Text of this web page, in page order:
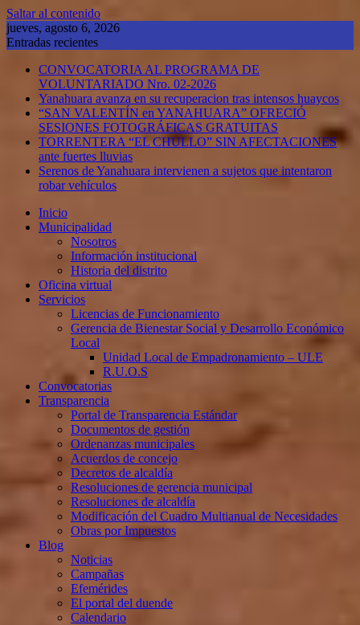
Saltar al contenido
jueves, agosto 6, 2026
Entradas recientes
CONVOCATORIA AL PROGRAMA DE
VOLUNTARIADO Nro. 02-2026
Yanahuara avanza en su recuperacion tras intensos huaycos
“SAN VALENTÍN en YANAHUARA” OFRECIÓ
SESIONES FOTOGRÁFICAS GRATUITAS
TORRENTERA “EL CHULLO” SIN AFECTACIONES
ante fuertes lluvias
Serenos de Yanahuara intervienen a sujetos que intentaron
robar vehículos
Inicio
Municipalidad
Nosotros
Información institucional
Historia del distrito
Oficina virtual
Servicios
Licencias de Funcionamiento
Gerencia de Bienestar Social y Desarrollo Económico
Local
Unidad Local de Empadronamiento – ULE
R.U.O.S
Convocatorias
Transparencia
Portal de Transparencia Estándar
Documentos de gestión
Ordenanzas municipales
Acuerdos de concejo
Decretos de alcaldía
Resoluciones de gerencia municipal
Resoluciones de alcaldía
Modificación del Cuadro Multianual de Necesidades
Obras por Impuestos
Blog
Noticias
Campañas
Efemérides
El portal del duende
Calendario